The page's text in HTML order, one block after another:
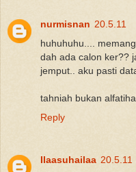
nurmisnan 20.5.11
huhuhuhu....
dah ada calon ker??
jemput.. aku pasti
tahniah bukan
Reply
Ilaasuhailaa 20.5.11